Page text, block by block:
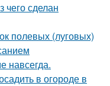
чего сделан
полевых (луговых)
навсегда.
в огороде в